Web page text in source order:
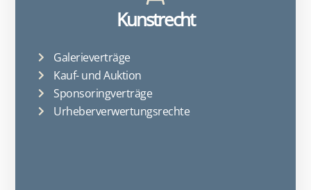
Kunstrecht
Galerieverträge
Kauf- und Auktion
Sponsoringverträge
Urheberverwertungsrechte